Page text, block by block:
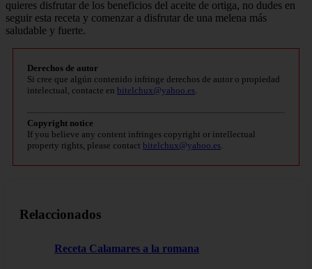
quieres disfrutar de los beneficios del aceite de ortiga, no dudes en
seguir esta receta y comenzar a disfrutar de una melena más
saludable y fuerte.
Derechos de autor
Si cree que algún contenido infringe derechos de autor o propiedad
intelectual, contacte en bitelchux@yahoo.es.
Copyright notice
If you believe any content infringes copyright or intellectual
property rights, please contact bitelchux@yahoo.es.
Relaccionados
Receta Calamares a la romana